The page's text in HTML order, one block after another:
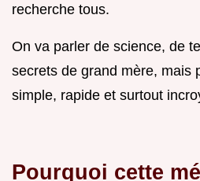
recherche tous.
On va parler de science, de
secrets de grand mère, mais
simple, rapide et surtout
Pourquoi cette